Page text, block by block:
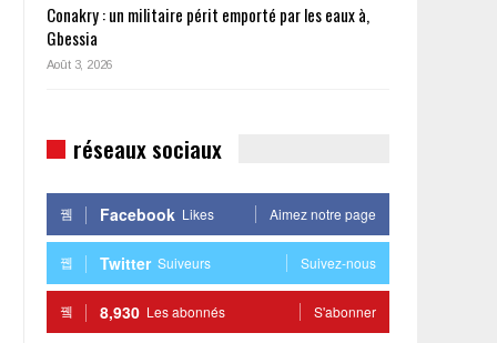
Conakry : un militaire périt emporté par les eaux à,
Gbessia
Août 3, 2026
réseaux sociaux
Facebook Likes Aimez notre page
Twitter Suiveurs Suivez-nous
8,930 Les abonnés S'abonner